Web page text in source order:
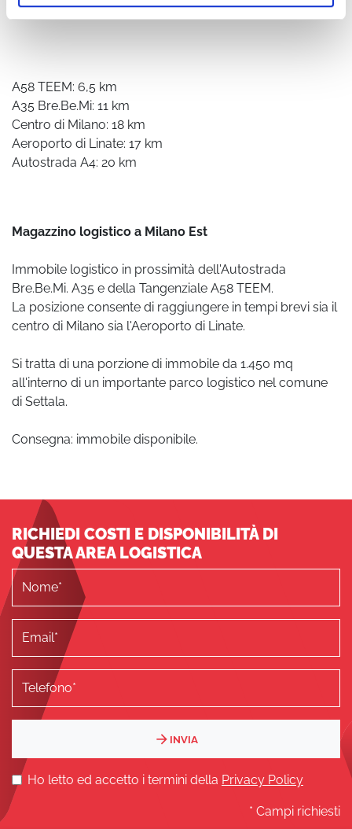
A58 TEEM: 6,5 km
A35 Bre.Be.Mi: 11 km
Centro di Milano: 18 km
Aeroporto di Linate: 17 km
Autostrada A4: 20 km
Magazzino logistico a Milano Est
Immobile logistico in prossimità dell'Autostrada
Bre.Be.Mi. A35 e della Tangenziale A58 TEEM.
La posizione consente di raggiungere in tempi brevi sia il
centro di Milano sia l'Aeroporto di Linate.
Si tratta di una porzione di immobile da 1.450 mq
all'interno di un importante parco logistico nel comune
di Settala.
Consegna: immobile disponibile.
RICHIEDI COSTI E DISPONIBILITÀ DI
QUESTA AREA LOGISTICA
INVIA
Ho letto ed accetto i termini della Privacy Policy
* Campi richiesti